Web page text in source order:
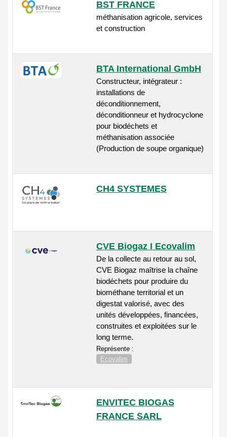
BST FRANCE
méthanisation agricole, services
et construction
BTA International GmbH
Constructeur, intégrateur :
installations de
déconditionnement,
déconditionneur et hydrocyclone
pour biodéchets et
méthanisation associée
(Production de soupe organique)
CH4 SYSTEMES
CVE Biogaz I Ecovalim
De la collecte au retour au sol,
CVE Biogaz maîtrise la chaîne
biodéchets pour produire du
biométhane territorial et un
digestat valorisé, avec des
unités développées, financées,
construites et exploitées sur le
long terme.
Représente :
Ecovalim
ENVITEC BIOGAS
FRANCE SARL